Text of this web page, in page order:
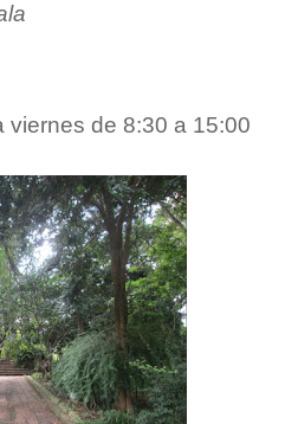
viernes de 8:30 a 15:00